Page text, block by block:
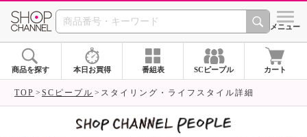
SHOP CHANNEL シメニュー
商品を探す 本日お買得 番組表 SCピープル カート
TOP SCピープル スタイリング・ライフスタイル詳細